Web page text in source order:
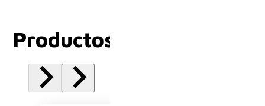
Productos Relacionados